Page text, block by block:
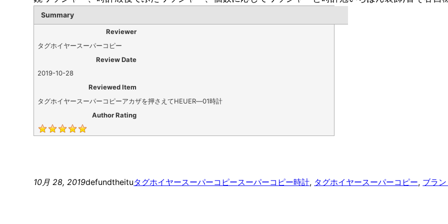
Summary
Reviewer
タグホイヤースーパーコピー
Review Date
2019-10-28
Reviewed Item
タグホイヤースーパーコピーアカザを押さえてHEUER―01時計
Author Rating
10月 28, 2019defundtheituタグホイヤースーパーコピースーパーコピー時計, タグホイヤースーパーコピー, ブラ